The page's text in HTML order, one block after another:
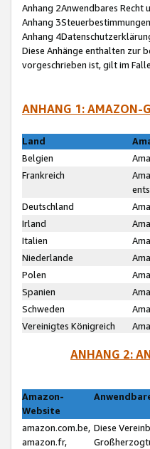
Anhang 2Anwendbares
Anhang
Anhang
Diese Anhänge enthalten zur
vorgeschrieben ist, gilt im
ANHANG 1: AMAZON-
Land
Belgien
Frankreich
Deutschland
Irland
Italien
Niederlande
Polen
Spanien
Schweden
Vereinigtes Königreich
ANHANG 2:
Amazon-
Website
amazon.com.be,
amazon.fr,
Diese